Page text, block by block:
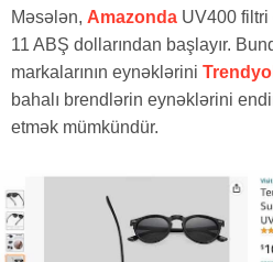
Məsələn, Amazonda UV400
11 ABŞ dollarından başlayır.
markalarının eynəklərini Trendyol
bahalı brendlərin eynəklərini
etmək mümkündür.